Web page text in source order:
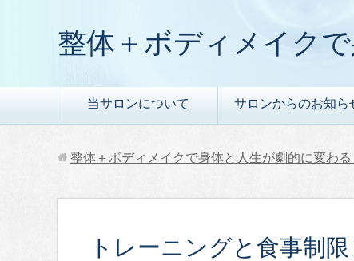
整体＋ボディメイク
当サロンについて サロンからのお知ら
整体＋ボディメイクで身体と人生が劇的に変わる
トレーニングと食事制